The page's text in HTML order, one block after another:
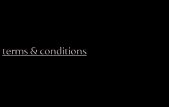
terms & conditions